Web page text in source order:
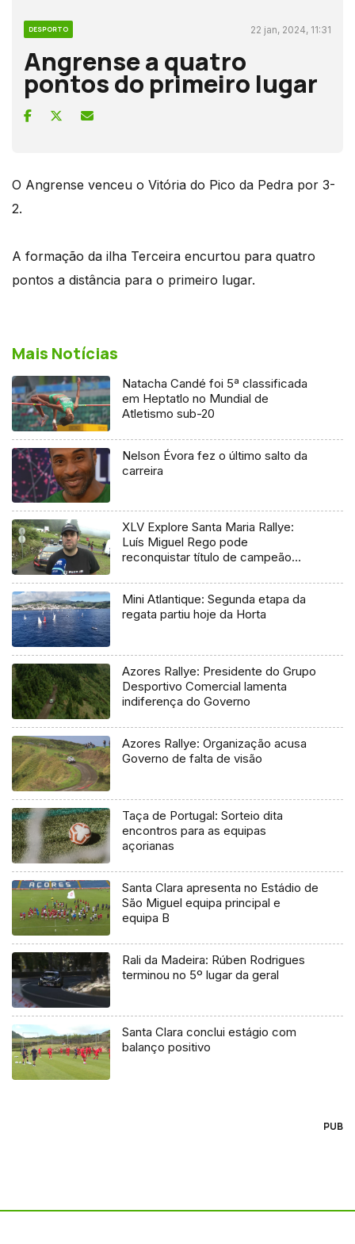
DESPORTO 22 jan, 2024, 11:31
Angrense a quatro
pontos do primeiro lugar
O Angrense venceu o Vitória do Pico da Pedra por 3-
2.
A formação da ilha Terceira encurtou para quatro
pontos a distância para o primeiro lugar.
Mais Notícias
Natacha Candé foi 5ª classificada
em Heptatlo no Mundial de
Atletismo sub-20
Nelson Évora fez o último salto da
carreira
XLV Explore Santa Maria Rallye:
Luís Miguel Rego pode
reconquistar título de campeão
Mini Atlantique: Segunda etapa da
regata partiu hoje da Horta
Azores Rallye: Presidente do Grupo
Desportivo Comercial lamenta
indiferença do Governo
Azores Rallye: Organização acusa
Governo de falta de visão
Taça de Portugal: Sorteio dita
encontros para as equipas
açorianas
Santa Clara apresenta no Estádio de
São Miguel equipa principal e
equipa B
Rali da Madeira: Rúben Rodrigues
terminou no 5º lugar da geral
Santa Clara conclui estágio com
balanço positivo
PUB